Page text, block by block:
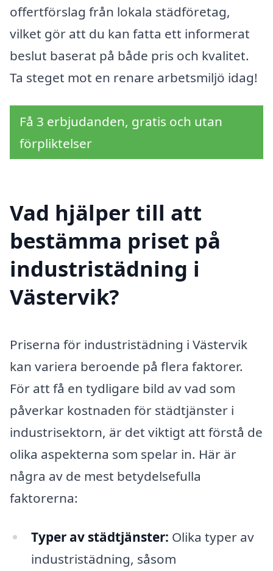
offertförslag från lokala städföretag,
vilket gör att du kan fatta ett informerat
beslut baserat på både pris och kvalitet.
Ta steget mot en renare arbetsmiljö idag!
Få 3 erbjudanden, gratis och utan
förpliktelser
Vad hjälper till att
bestämma priset på
industristädning i
Västervik?
Priserna för industristädning i Västervik
kan variera beroende på flera faktorer.
För att få en tydligare bild av vad som
påverkar kostnaden för städtjänster i
industrisektorn, är det viktigt att förstå de
olika aspekterna som spelar in. Här är
några av de mest betydelsefulla
faktorerna:
Typer av städtjänster: Olika typer av
industristädning, såsom